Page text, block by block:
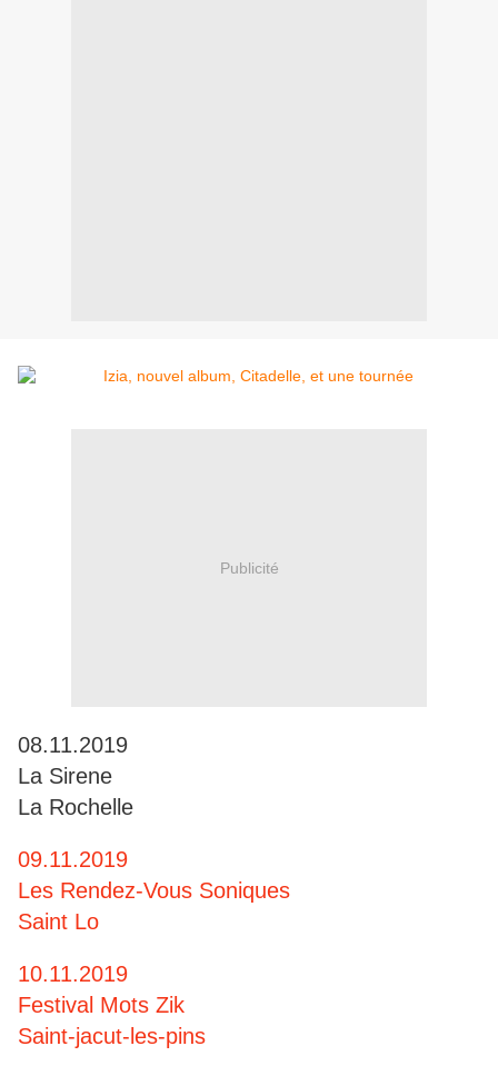
Publicité
08.11.2019
La Sirene
La Rochelle
09.11.2019
Les Rendez-Vous Soniques
Saint Lo
10.11.2019
Festival Mots Zik
Saint-jacut-les-pins